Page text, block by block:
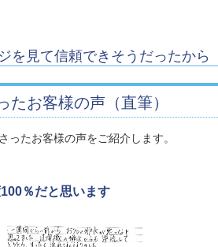
を見て信頼できそうだったから
たお客様の声（直筆）
ったお客様の声をご紹介します。
％だと思います